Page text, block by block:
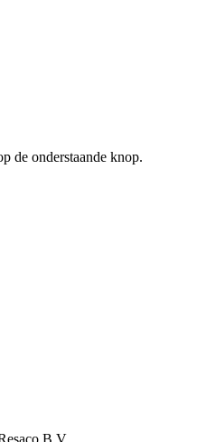
de onderstaande knop.